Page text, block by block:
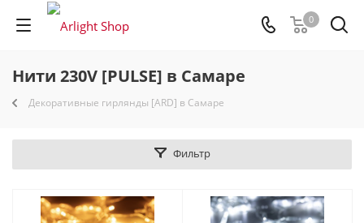
0
Нити 230V [PULSE] в Самаре
Декоративные гирлянды [ARD] в Самаре
Фильтр